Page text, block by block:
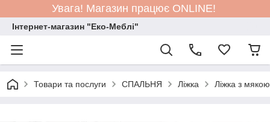
Увага! Магазин працює ONLINE!
Інтернет-магазин "Еко-Меблі"
Товари та послуги СПАЛЬНЯ Ліжка Ліжка з